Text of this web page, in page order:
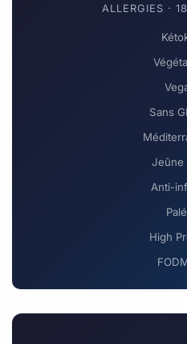
ALLERGIES ·
Sans
Jeûne
Anti-
High